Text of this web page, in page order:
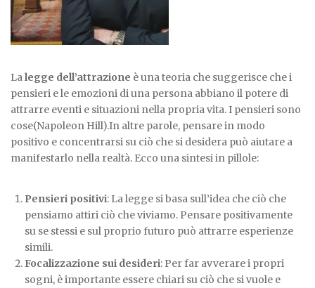
Lalegge dell’attrazione è una teoria che suggerisce che i
pensieri e le emozioni di una persona abbiano il potere di
attrarre eventi e situazioni nella propria vita. I pensieri sono
cose(Napoleon Hill).In altre parole, pensare in modo
positivo e concentrarsi su ciò che si desidera può aiutare a
manifestarlo nella realtà. Ecco una sintesi in pillole:
Pensieri positivi: La legge si basa sull’idea che ciò che
pensiamo attiri ciò che viviamo. Pensare positivamente
su se stessi e sul proprio futuro può attrarre esperienze
simili.
Focalizzazione sui desideri: Per far avverare i propri
sogni, è importante essere chiari su ciò che si vuole e